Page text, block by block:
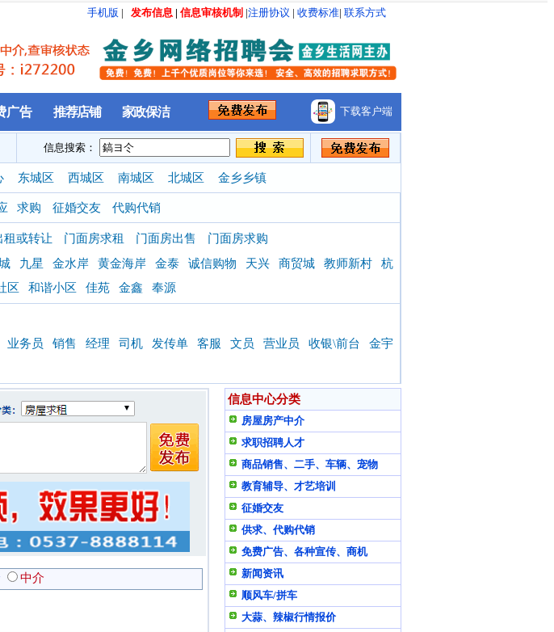
手机版 | 发布信息 | 信息审核机制 |注册协议 | 收费标准| 联系方式
广告 推荐店铺 家政保洁 下载客户端
信息搜索：
东城区 西城区 南城区 北城区 金乡乡镇
求购 征婚交友 代购代销
租或转让 门面房求租 门面房出售 门面房求购
九星 金水岸 黄金海岸 金泰 诚信购物 天兴 商贸城 教师新村
杭
区 和谐小区 佳苑 金鑫 奉源
业务员 销售 经理 司机 发传单 客服 文员 营业员 收银\前台
金宇
中介
信息中心分类
房屋房产中介
求职招聘人才
商品销售、二手、车辆、宠物
教育辅导、才艺培训
征婚交友
供求、代购代销
免费广告、各种宣传、商机
新闻资讯
顺风车/拼车
大蒜、辣椒行情报价